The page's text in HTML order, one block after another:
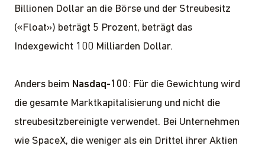
Billionen Dollar an die Börse und der Streubesitz
(«Float») beträgt 5 Prozent, beträgt das
Indexgewicht 100 Milliarden Dollar.
Anders beim Nasdaq-100: Für die Gewichtung wird
die gesamte Marktkapitalisierung und nicht die
streubesitzbereinigte verwendet. Bei Unternehmen
wie SpaceX, die weniger als ein Drittel ihrer Aktien